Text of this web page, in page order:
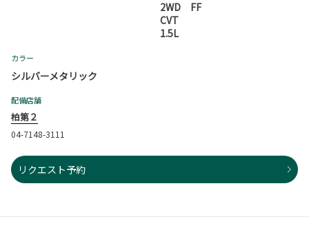
2WD FF
CVT
1.5L
カラー
シルバーメタリック
配備店舗
柏第２
04-7148-3111
リクエスト予約